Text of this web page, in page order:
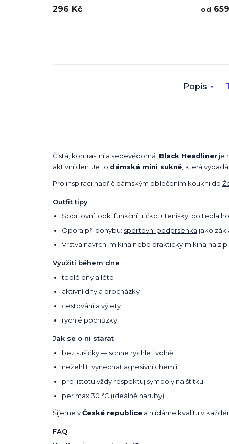
296 Kč od
Popis
Čistá, kontrastní a sebevědomá. Black Headliner je
aktivní den. Je to dámská mini sukně , která
Pro inspiraci napříč dámským oblečením koukni do
Outfit tipy
Sportovní look:funkční tričko + tenisky; do tepla
Opora při pohybu: sportovní podprsenka jako
Vrstva navrch: mikina nebo prakticky mikina na zip
Využití během dne
teplé dny a léto
aktivní dny a procházky
cestování a výlety
rychlé pochůzky
Jak se o ni starat
bez sušičky — schne rychle i volně
nežehlit, vynechat agresivní chemii
pro jistotu vždy respektuj symboly na štítku
per max 30 °C (ideálně naruby)
Šijeme vČeské republice a hlídáme kvalitu v
FAQ